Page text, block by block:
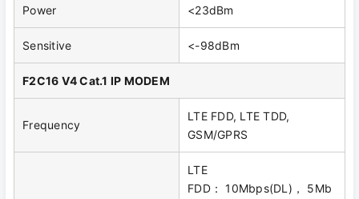
Power <23dBm
Sensitive <-98dBm
F2C16 V4 Cat.1 IP MODEM
Frequency
LTE FDD, LTE TDD,
GSM/GPRS
LTE
FDD： 10Mbps(DL)， 5Mb